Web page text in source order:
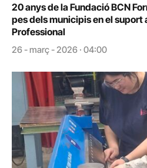
20 anys de la Fundació BCN
pes dels municipis en el suport
Professional
26 - març - 2026 · 04:00